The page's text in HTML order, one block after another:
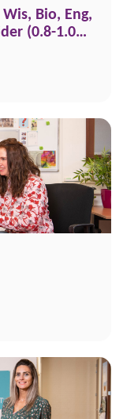
Bio, Eng,
(0.8-1.0